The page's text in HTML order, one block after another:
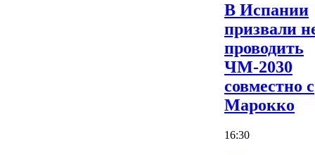
В Испании
призвали
проводить
ЧМ-2030
совместно с
Марокко
16:30